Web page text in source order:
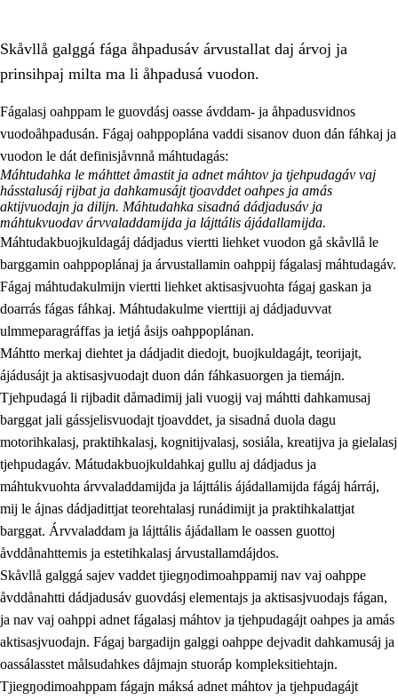
2. Prinsihpa oahppama, åvddånahttema ja ávddama hárráj
2.1 Sosiála oahppam ja åvddånibme
2.2 Máhtudahka fágáj hárráj
Vuodulasj tjehpudagá
2.4 Oahppat oahppat
Doaresfágalasj tiemá
Skåvllå galggá fága åhpadusáv árvustallat daj árvoj ja
prinsihpaj milta ma li åhpadusá vuodon.
Fágalasj oahppam le guovdásj oasse ávddam- ja åhpadusvidnos
vuodoåhpadusán. Fágaj oahppoplána vaddi sisanov duon dán fáhkaj ja
vuodon le dát definisjåvnnå máhtudagás:
Máhtudahka le máhttet åmastit ja adnet máhtov ja tjehpudagáv vaj
hásstalusáj rijbat ja dahkamusájt tjoavddet oahpes ja amás
aktijvuodajn ja dilijn. Máhtudahka sisadná dádjadusáv ja
máhtukvuodav árvvaladdamijda ja lájttális ájádallamijda.
Máhtudakbuojkuldagáj dádjadus viertti liehket vuodon gå skåvllå le
barggamin oahppoplánaj ja árvustallamin oahppij fágalasj máhtudagáv.
Fágaj máhtudakulmijn viertti liehket aktisasjvuohta fágaj gaskan ja
doarrás fágas fáhkaj. Máhtudakulme vierttiji aj dádjaduvvat
ulmmeparagráffas ja ietjá åsijs oahppoplánan.
Máhtto merkaj diehtet ja dádjadit diedojt, buojkuldagájt, teorijajt,
ájádusájt ja aktisasjvuodajt duon dán fáhkasuorgen ja tiemájn.
Tjehpudagá li rijbadit dåmadimij jali vuogij vaj máhtti dahkamusaj
barggat jali gássjelisvuodajt tjoavddet, ja sisadná duola dagu
motorihkalasj, praktihkalasj, kognitijvalasj, sosiála, kreatijva ja gielalasj
tjehpudagáv. Mátudakbuojkuldahkaj gullu aj dádjadus ja
máhtukvuohta árvvaladdamijda ja lájttális ájádallamijda fágáj hárráj,
mij le ájnas dádjadittjat teorehtalasj runádimijt ja praktihkalattjat
barggat. Árvvaladdam ja lájttális ájádallam le oassen guottoj
åvddånahttemis ja estetihkalasj árvustallamdájdos.
Skåvllå galggá sajev vaddet tjiegŋodimoahppamij nav vaj oahppe
åvddånahtti dádjadusáv guovdásj elementajs ja aktisasjvuodajs fágan,
ja nav vaj oahppi adnet fágalasj máhtov ja tjehpudagájt oahpes ja amás
aktisasjvuodajn. Fágaj bargadijn galggi oahppe dejvadit dahkamusáj ja
oassálasstet målsudahkes dåjmajn stuoráp kompleksitiehtajn.
Tjiegŋodimoahppam fágajn máksá adnet máhtov ja tjehpudagájt